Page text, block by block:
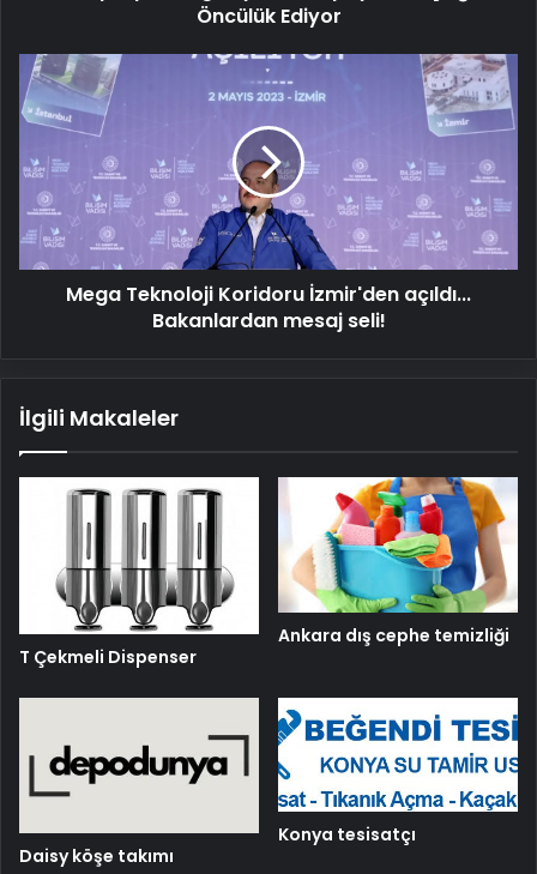
Öncülük Ediyor
Mega
Teknoloji
Koridoru
İzmir'den
açıldı...
Bakanlardan
mesaj
seli!
Mega Teknoloji Koridoru İzmir'den açıldı...
Bakanlardan mesaj seli!
İlgili Makaleler
T Çekmeli Dispenser
Ankara dış cephe temizliği
Daisy köşe takımı
Konya tesisatçı